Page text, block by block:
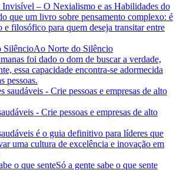
Invisível – O Nexialismo e as Habilidades do
que um livro sobre pensamento complexo: é
e filosófico para quem deseja transitar entre
Ao Norte do Silêncio
foi dado o dom de buscar a verdade,
essa capacidade encontra-se adormecida
pessoas.
- Crie pessoas e empresas de alto
é o guia definitivo para líderes que
uma cultura de excelência e inovação em
Só a gente sabe o que sente